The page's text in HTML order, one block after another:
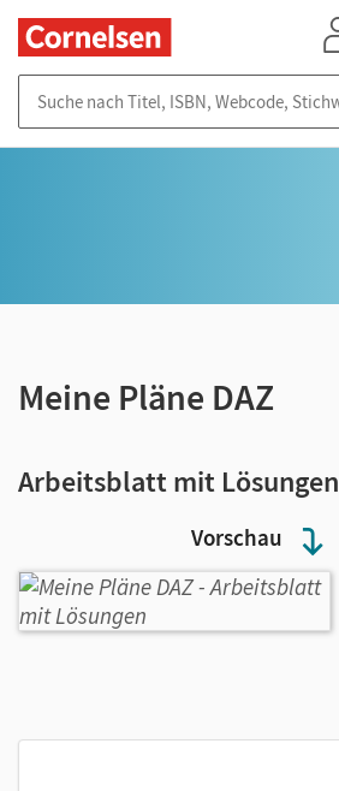
Vorschau
Meine Pläne DAZ
Arbeitsblatt mit Lösungen